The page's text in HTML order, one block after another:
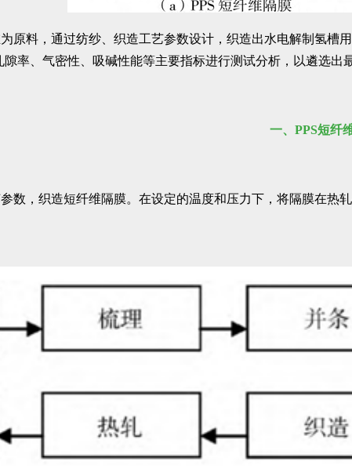
原料，通过纺纱、织造工艺参数设计，织造出水电解制氢槽
率、气密性、吸碱性能等主要指标进行测试分析，以遴选出
一、PPS短纤
数，织造短纤维隔膜。在设定的温度和压力下，将隔膜在